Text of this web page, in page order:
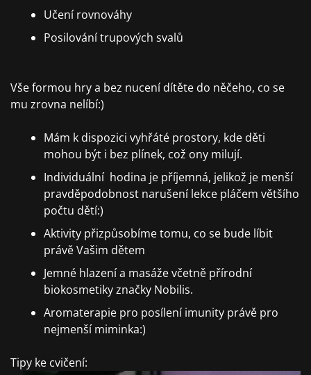
Učení rovnováhy
Posilování trupových svalů
Vše formou hry a bez nucení dítěte do něčeho, co se
mu zrovna nelíbí:)
Mám k dispozici vyhřáté prostory, kde děti
mohou být i bez plínek, což ony milují.
Individuální hodina je příjemná, jelikož je menší
pravděpodobnost narušení lekce pláčem většího
počtu dětí:)
Aktivity přizpůsobíme tomu, co se bude líbit
právě Vašim dětem
Jemné hlazení a masáže včetně přírodní
biokosmetiky značky Nobilis.
Aromaterapie pro posílení imunity právě pro
nejmenší miminka:)
Tipy ke cvičení: